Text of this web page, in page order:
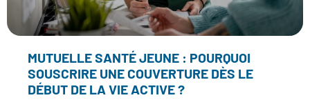
MUTUELLE SANTÉ JEUNE : POURQUOI
SOUSCRIRE UNE COUVERTURE DÈS LE
DÉBUT DE LA VIE ACTIVE ?